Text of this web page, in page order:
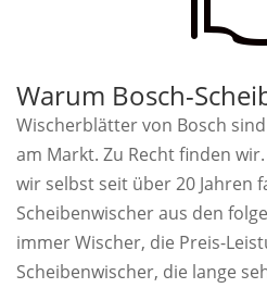
Warum Bosch-
Wischerblätter von Bosch
am Markt. Zu Recht finden
wir selbst seit über 20 Jahren
Scheibenwischer aus den
immer Wischer, die Preis-
Scheibenwischer, die lange